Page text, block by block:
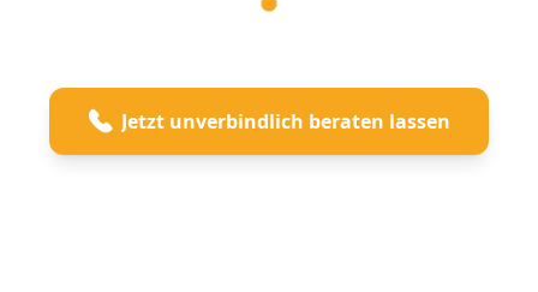
Jetzt unverbindlich beraten lassen